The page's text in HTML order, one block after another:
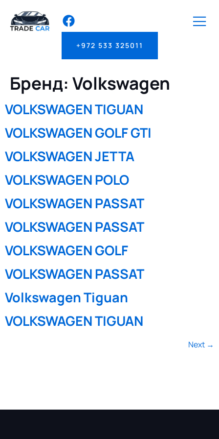
+972 533 325011
Бренд: Volkswagen
VOLKSWAGEN TIGUAN
VOLKSWAGEN GOLF GTI
VOLKSWAGEN JETTA
VOLKSWAGEN POLO
VOLKSWAGEN PASSAT
VOLKSWAGEN PASSAT
VOLKSWAGEN GOLF
VOLKSWAGEN PASSAT
Volkswagen Tiguan
VOLKSWAGEN TIGUAN
Next →